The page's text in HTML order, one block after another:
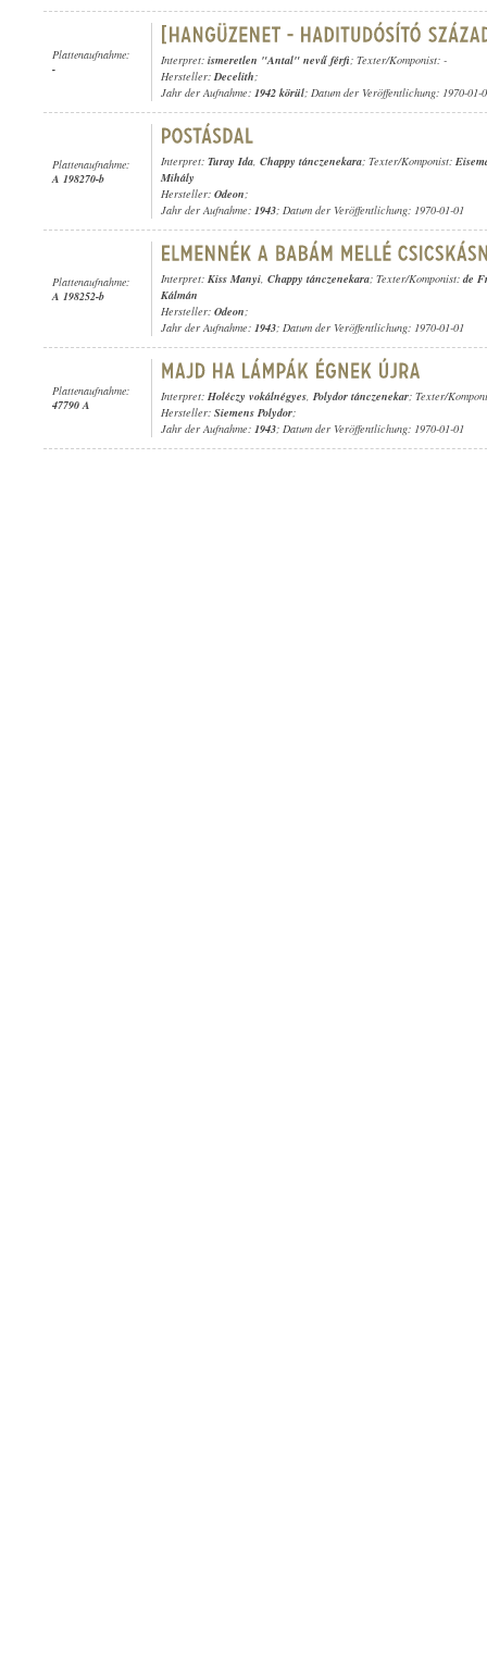
Plattenaufnahme:
-
Interpret: ismeretlen "Antal" nevű férfi; Texter/Komponist: -
Hersteller:Decelith;
Jahr der Aufnahme: 1942 körül; Datum der Veröffentlichung: 1970-01-
Plattenaufnahme:
A 198270-b
Interpret: Turay Ida, Chappy tánczenekara; Texter/Komponist:
Mihály
Hersteller: Odeon;
Jahr der Aufnahme: 1943; Datum der Veröffentlichung: 1970-01-01
Plattenaufnahme:
A 198252-b
Interpret: Kiss Manyi, Chappy tánczenekara; Texter/Komponist:de
Kálmán
Hersteller: Odeon;
Jahr der Aufnahme: 1943; Datum der Veröffentlichung: 1970-01-01
Plattenaufnahme:
47790 A
Interpret: Holéczy vokálnégyes, Polydor tánczenekar; Texter/
Hersteller: Siemens Polydor;
Jahr der Aufnahme: 1943; Datum der Veröffentlichung: 1970-01-01